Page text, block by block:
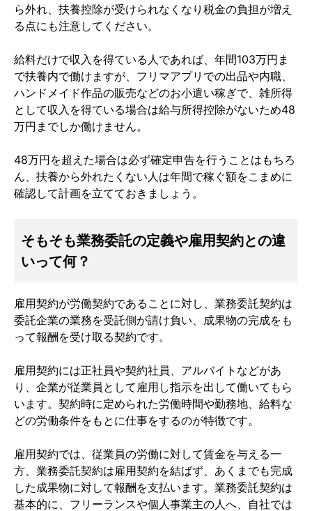
ら外れ、扶養控除が受けられなくなり税金の負担が増え
る点にも注意してください。
給料だけで収入を得ている人であれば、年間103万円ま
で扶養内で働けますが、フリマアプリでの出品や内職、
ハンドメイド作品の販売などのお小遣い稼ぎで、雑所得
として収入を得ている場合は給与所得控除がないため48
万円までしか働けません。
48万円を超えた場合は必ず確定申告を行うことはもちろ
ん、扶養から外れたくない人は年間で稼ぐ額をこまめに
確認して計画を立てておきましょう。
そもそも業務委託の定義や雇用契約との違
いって何？
雇用契約が労働契約であることに対し、業務委託契約は
委託企業の業務を受託側が請け負い、成果物の完成をも
って報酬を受け取る契約です。
雇用契約には正社員や契約社員、アルバイトなどがあ
り、企業が従業員として雇用し指示を出して働いてもら
います。契約時に定められた労働時間や勤務地、給料な
どの労働条件をもとに仕事をするのが特徴です。
雇用契約では、従業員の労働に対して賃金を与える一
方、業務委託契約は雇用契約を結ばず、あくまでも完成
した成果物に対して報酬を支払います。業務委託契約は
基本的に、フリーランスや個人事業主の人へ、自社では